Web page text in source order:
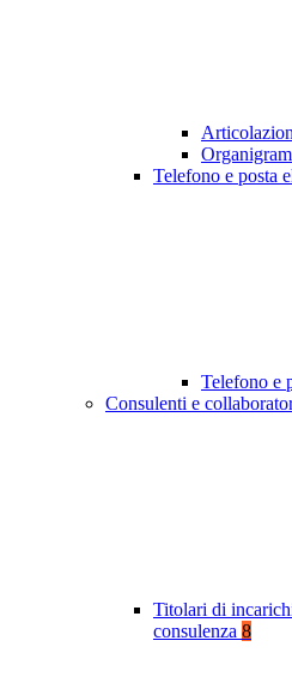
Telefono e posta
Telefono e
Consulenti e
Titolari di
consulenza 8